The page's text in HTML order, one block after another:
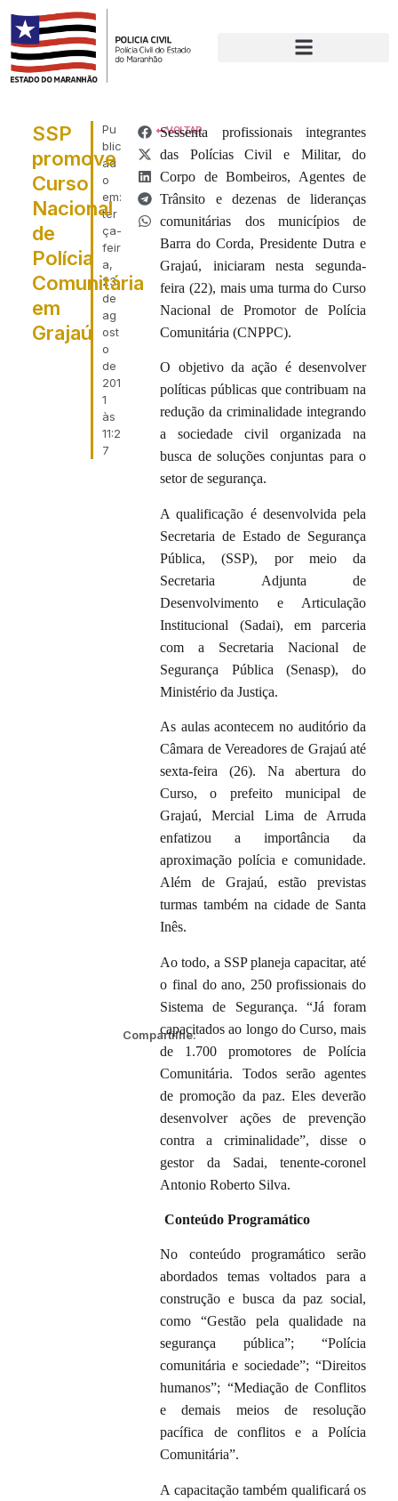
Pu
blic
ad
o
em:
ter
ça-
feir
a,
23
de
ag
ost
o
de
201
1
às
11:2
7
Compartilhe:
SSP
promove
Curso
Nacional
de
Polícia
Comunitária
em
Grajaú
VOLTAR
Sessenta profissionais integrantes
das Polícias Civil e Militar, do
Corpo de Bombeiros, Agentes de
Trânsito e dezenas de lideranças
comunitárias dos municípios de
Barra do Corda, Presidente Dutra e
Grajaú, iniciaram nesta segunda-
feira (22), mais uma turma do Curso
Nacional de Promotor de Polícia
Comunitária (CNPPC).
O objetivo da ação é desenvolver
políticas públicas que contribuam na
redução da criminalidade integrando
a sociedade civil organizada na
busca de soluções conjuntas para o
setor de segurança.
A qualificação é desenvolvida pela
Secretaria de Estado de Segurança
Pública, (SSP), por meio da
Secretaria Adjunta de
Desenvolvimento e Articulação
Institucional (Sadai), em parceria
com a Secretaria Nacional de
Segurança Pública (Senasp), do
Ministério da Justiça.
As aulas acontecem no auditório da
Câmara de Vereadores de Grajaú até
sexta-feira (26). Na abertura do
Curso, o prefeito municipal de
Grajaú, Mercial Lima de Arruda
enfatizou a importância da
aproximação polícia e comunidade.
Além de Grajaú, estão previstas
turmas também na cidade de Santa
Inês.
Ao todo, a SSP planeja capacitar, até
o final do ano, 250 profissionais do
Sistema de Segurança. “Já foram
capacitados ao longo do Curso, mais
de 1.700 promotores de Polícia
Comunitária. Todos serão agentes
de promoção da paz. Eles deverão
desenvolver ações de prevenção
contra a criminalidade”, disse o
gestor da Sadai, tenente-coronel
Antonio Roberto Silva.
Conteúdo Programático
No conteúdo programático serão
abordados temas voltados para a
construção e busca da paz social,
como “Gestão pela qualidade na
segurança pública”; “Polícia
comunitária e sociedade”; “Direitos
humanos”; “Mediação de Conflitos
e demais meios de resolução
pacífica de conflitos e a Polícia
Comunitária”.
A capacitação também qualificará os